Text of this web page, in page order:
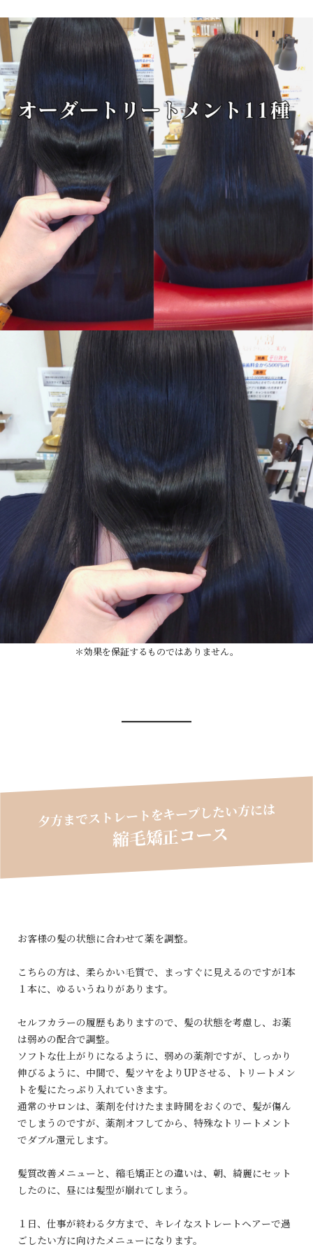
＊効果を保証するものではありません。
夕方までストレートをキープしたい方には
縮毛矯正コース
お客様の髪の状態に合わせて薬を調整。
こちらの方は、柔らかい毛質で、まっすぐに見えるのですが1本
１本に、ゆるいうねりがあります。
セルフカラーの履歴もありますので、髪の状態を考慮し、お薬
は弱めの配合で調整。
ソフトな仕上がりになるように、弱めの薬剤ですが、しっかり
伸びるように、中間で、髪ツヤをよりUPさせる、トリートメン
トを髪にたっぷり入れていきます。
通常のサロンは、薬剤を付けたまま時間をおくので、髪が傷ん
でしまうのですが、薬剤オフしてから、特殊なトリートメント
でダブル還元します。
髪質改善メニューと、縮毛矯正との違いは、朝、綺麗にセット
したのに、昼には髪型が崩れてしまう。
１日、仕事が終わる夕方まで、キレイなストレートヘアーで過
ごしたい方に向けたメニューになります。